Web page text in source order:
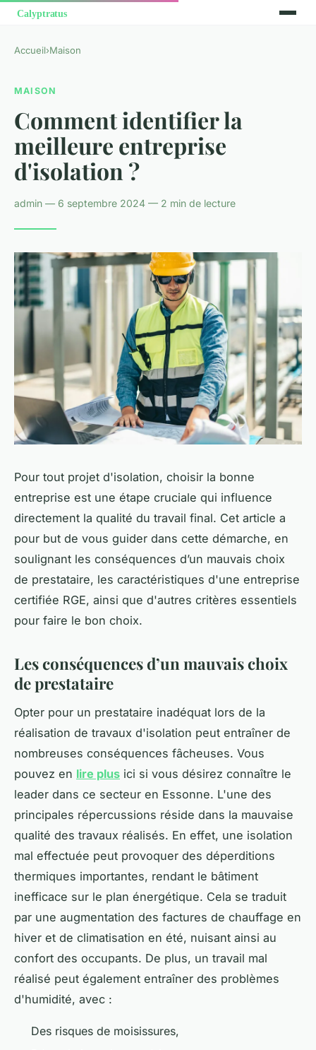
Accueil›Maison
MAISON
Comment identifier la
meilleure entreprise
d'isolation ?
admin — 6 septembre 2024 — 2 min de lecture
Pour tout projet d'isolation, choisir la bonne
entreprise est une étape cruciale qui influence
directement la qualité du travail final. Cet article a
pour but de vous guider dans cette démarche, en
soulignant les conséquences d’un mauvais choix
de prestataire, les caractéristiques d'une entreprise
certifiée RGE, ainsi que d'autres critères essentiels
pour faire le bon choix.
Les conséquences d’un mauvais choix
de prestataire
Opter pour un prestataire inadéquat lors de la
réalisation de travaux d'isolation peut entraîner de
nombreuses conséquences fâcheuses. Vous
pouvez en lire plus ici si vous désirez connaître le
leader dans ce secteur en Essonne. L'une des
principales répercussions réside dans la mauvaise
qualité des travaux réalisés. En effet, une isolation
mal effectuée peut provoquer des déperditions
thermiques importantes, rendant le bâtiment
inefficace sur le plan énergétique. Cela se traduit
par une augmentation des factures de chauffage en
hiver et de climatisation en été, nuisant ainsi au
confort des occupants. De plus, un travail mal
réalisé peut également entraîner des problèmes
d'humidité, avec :
Des risques de moisissures,